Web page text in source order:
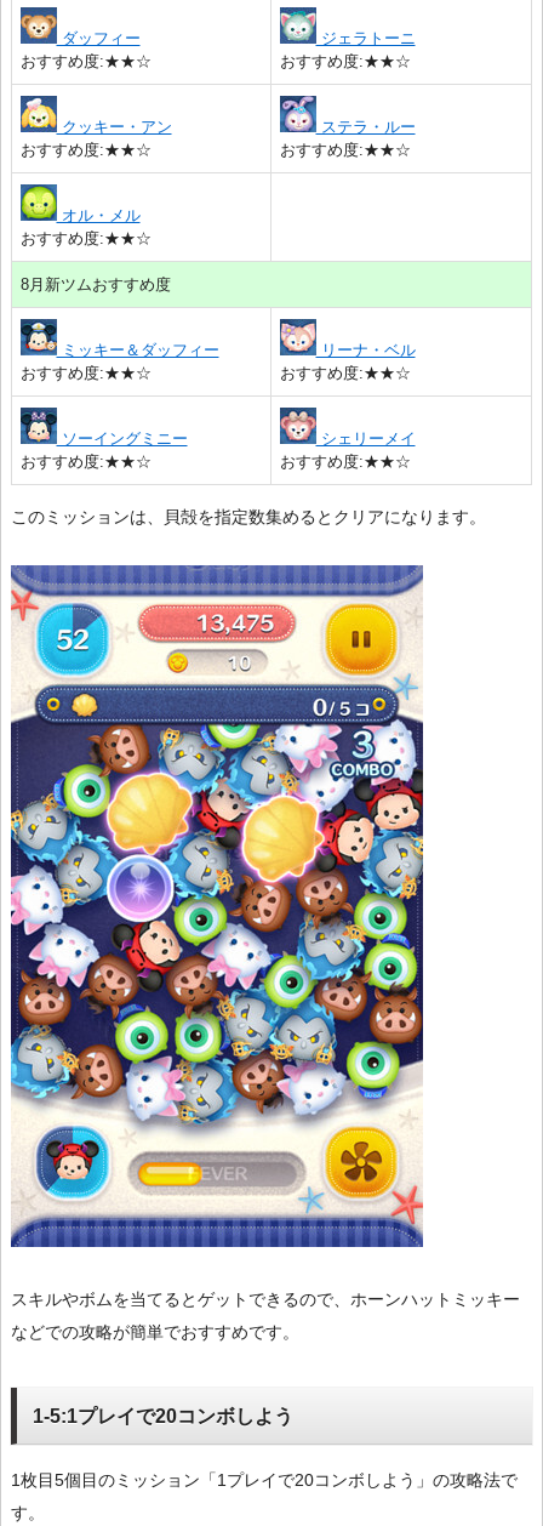
ダッフィー
おすすめ度:★★☆
ジェラトーニ
おすすめ度:★★☆
クッキー・アン
おすすめ度:★★☆
ステラ・ルー
おすすめ度:★★☆
オル・メル
おすすめ度:★★☆
8月新ツムおすすめ度
ミッキー＆ダッフィー
おすすめ度:★★☆
リーナ・ベル
おすすめ度:★★☆
ソーイングミニー
おすすめ度:★★☆
シェリーメイ
おすすめ度:★★☆
このミッションは、貝殻を指定数集めるとクリアになります。
スキルやボムを当てるとゲットできるので、ホーンハットミッキー
などでの攻略が簡単でおすすめです。
1-5:1プレイで20コンボしよう
1枚目5個目のミッション「1プレイで20コンボしよう」の攻略法で
す。